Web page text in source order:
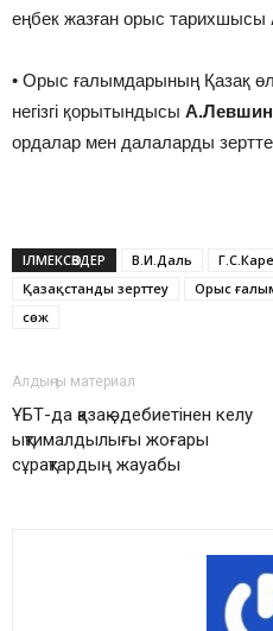
еңбек жазған орыс тарихшысы
• ͘Орыс ғалымдарының Қазақ
негізгі қорытындысы
ордалар мен далаларды
ІЛМЕКСӨЗДЕР В.И.Даль
Қазақстанды зерттеу
Орыс
сөж
Алдыңғы материал
ҰБТ-да қазақ әдебиетінен келу
ықтималдылығы жоғары
сұрақтардың жауабы